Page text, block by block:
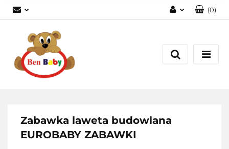
Zarejestruj się
Dodaj zgłoszenie
(0)
Zabawka laweta budowlana
EUROBABY ZABAWKI